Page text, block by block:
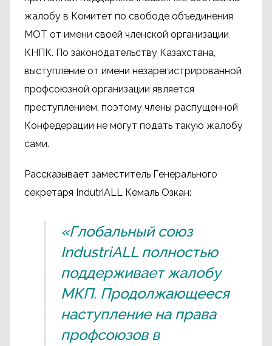
жалобу в Комитет по свободе объединения
МОТ от имени своей членской организации
КНПК. По законодательству Казахстана,
выступление от имени незарегистрированной
профсоюзной организации является
преступлением, поэтому члены распущенной
Конфедерации не могут подать такую жалобу
сами.
Рассказывает заместитель Генерального
секретаря IndutriALL Кемаль Озкан:
«Глобальный союз
IndustriALL полностью
поддерживает жалобу
МКП. Продолжающееся
наступление на права
профсоюзов в